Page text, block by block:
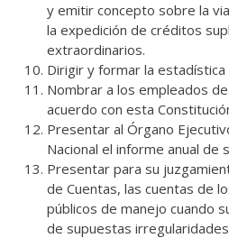
y emitir concepto sobre la
la expedición de créditos
extraordinarios.
Dirigir y formar la estadística
Nombrar a los empleados
acuerdo con esta
Presentar al Órgano
Nacional el informe anual de
Presentar para su
de Cuentas, las cuentas de
públicos de manejo cuando
de supuestas